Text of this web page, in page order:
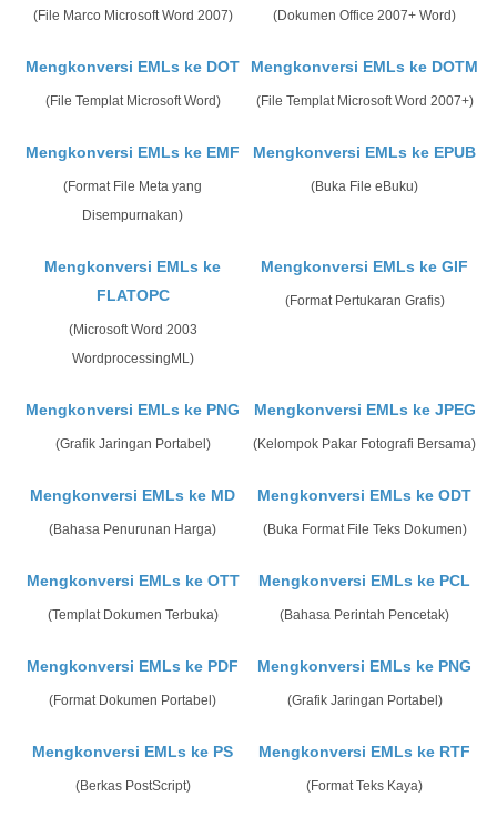
(File Marco Microsoft Word 2007) (Dokumen Office 2007+ Word)
Mengkonversi EMLs ke DOT
(File Templat Microsoft Word)
Mengkonversi EMLs ke DOTM
(File Templat Microsoft Word 2007+)
Mengkonversi EMLs ke EMF
(Format File Meta yang
Disempurnakan)
Mengkonversi EMLs ke EPUB
(Buka File eBuku)
Mengkonversi EMLs ke
FLATOPC
(Microsoft Word 2003
WordprocessingML)
Mengkonversi EMLs ke GIF
(Format Pertukaran Grafis)
Mengkonversi EMLs ke PNG
(Grafik Jaringan Portabel)
Mengkonversi EMLs ke JPEG
(Kelompok Pakar Fotografi Bersama)
Mengkonversi EMLs ke MD
(Bahasa Penurunan Harga)
Mengkonversi EMLs ke ODT
(Buka Format File Teks Dokumen)
Mengkonversi EMLs ke OTT
(Templat Dokumen Terbuka)
Mengkonversi EMLs ke PCL
(Bahasa Perintah Pencetak)
Mengkonversi EMLs ke PDF
(Format Dokumen Portabel)
Mengkonversi EMLs ke PNG
(Grafik Jaringan Portabel)
Mengkonversi EMLs ke PS
(Berkas PostScript)
Mengkonversi EMLs ke RTF
(Format Teks Kaya)